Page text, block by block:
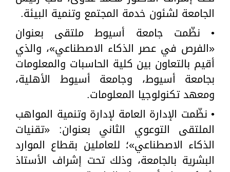
الجامعة لشئون خدمة المجتمع وتنمية البيئة.
• نظّمت جامعة أسيوط ملتقى بعنوان
«الفرص في عصر الذكاء الاصطناعي»، والذي
أقيم بالتعاون بين كلية الحاسبات والمعلومات
بجامعة أسيوط، وجامعة أسيوط الأهلية،
ومعهد تكنولوجيا المعلومات.
• نظّمت الإدارة العامة لإدارة وتنمية المواهب
الملتقى التوعوي الثاني بعنوان: «تقنيات
الذكاء الاصطناعي»؛ للعاملين بقطاع الموارد
البشرية بالجامعة، وذلك تحت إشراف الأستاذ